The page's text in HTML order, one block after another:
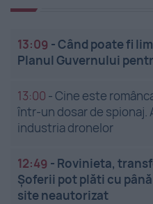
13:09 -Când poate fi
Planul Guvernului
13:00 -Cine este
într-un dosar de spionaj.
industria dronelor
12:49 - Rovinieta,
Șoferii pot plăti cu
site neautorizat